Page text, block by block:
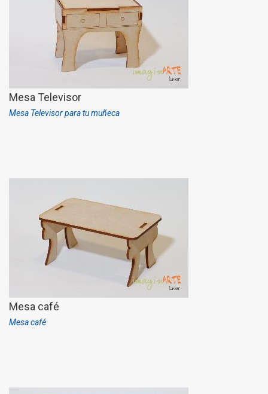
Mesa Televisor
Mesa Televisor para tu muñeca
Mesa café
Mesa café